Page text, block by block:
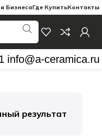
БизнесаГде КупитьКонтакты
info@a-ceramica.ru
результат